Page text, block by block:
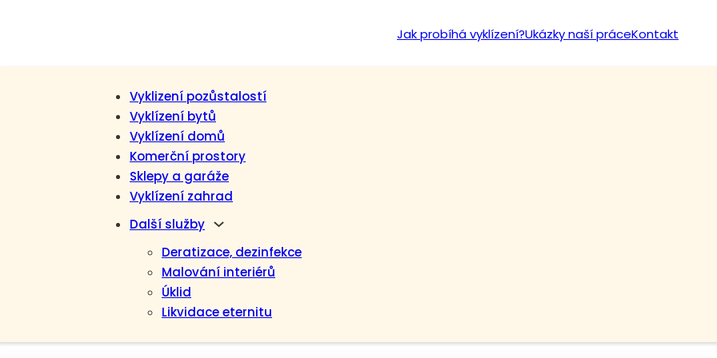
Jak probíhá vyklízení?Ukázky naší práceKontakt
Vyklizení pozůstalostí
Vyklízení bytů
Vyklízení domů
Komerční prostory
Sklepy a garáže
Vyklízení zahrad
Další služby
Deratizace, dezinfekce
Malování interiérů
Úklid
Likvidace eternitu